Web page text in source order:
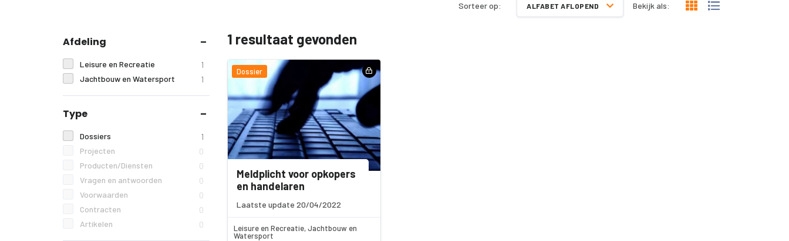
Sorteer op: ALFABET AFLOPEND Bekijk als:
Afdeling
Leisure en Recreatie 1
Jachtbouw en Watersport 1
Type
Dossiers 1
Projecten 0
Producten/Diensten 0
Vragen en antwoorden 0
Voorwaarden 0
Contracten 0
Artikelen 0
1 resultaat gevonden
Dossier
Meldplicht voor opkopers
en handelaren
Laatste update 20/04/2022
Leisure en Recreatie, Jachtbouw en
Watersport